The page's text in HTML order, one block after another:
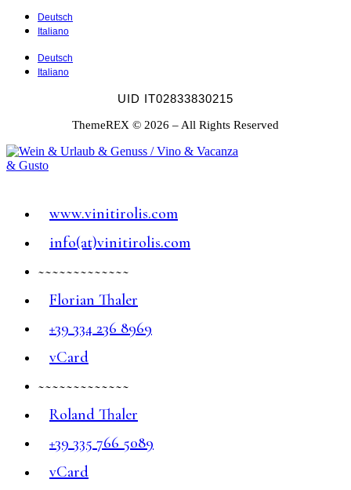
Deutsch
Italiano
Deutsch
Italiano
UID IT02833830215
ThemeREX © 2026 – All Rights Reserved
www.vinitirolis.com
info(at)vinitirolis.com
~~~~~~~~~~~~~
Florian Thaler
+39 334 236 8969
vCard
~~~~~~~~~~~~~
Roland Thaler
+39 335 766 5089
vCard